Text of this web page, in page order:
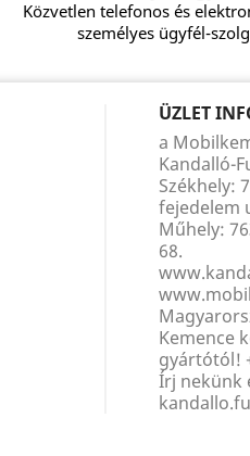
Közvetlen telefonos és
személyes ügyfél-
ÜZLET
a
Kandalló-
Székhely:
fejedelem
Műhely:
68.
Kemence
gyártótól!
Írj nekünk